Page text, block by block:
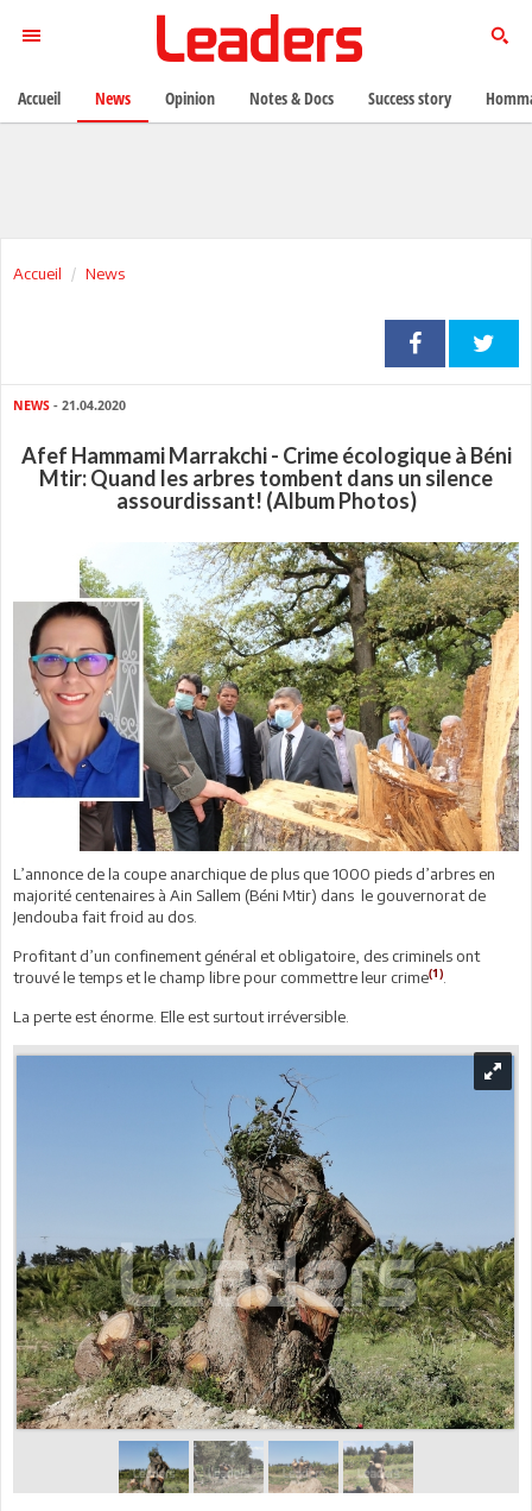
Accueil News
NEWS - 21.04.2020
Afef Hammami Marrakchi - Crime écologique à Béni
Mtir: Quand les arbres tombent dans un silence
assourdissant! (Album Photos)
L’annonce de la coupe anarchique de plus que 1000 pieds d’arbres en
majorité centenaires à Ain Sallem (Béni Mtir) dans le gouvernorat de
Jendouba fait froid au dos.
Profitant d’un confinement général et obligatoire, des criminels ont
trouvé le temps et le champ libre pour commettre leur crime(1)
La perte est énorme. Elle est surtout irréversible.
Accueil News Opinion Notes & Docs Success story